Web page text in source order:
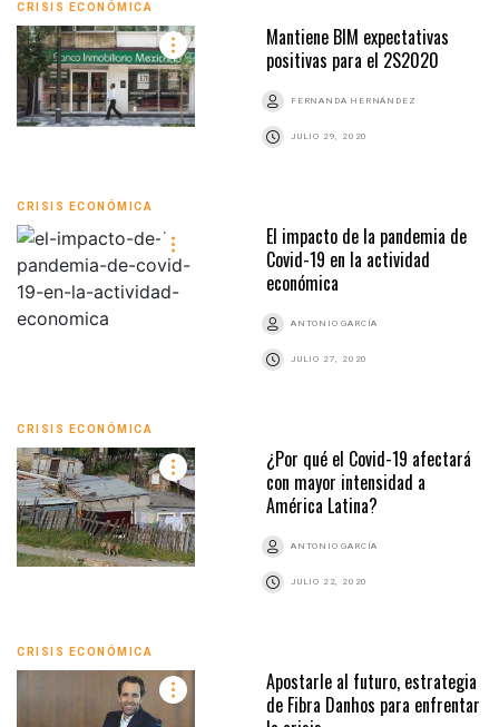
CRISIS ECONÓMICA
Mantiene BIM expectativas
positivas para el 2S2020
FERNANDA HERNÁNDEZ
JULIO 29, 2020
CRISIS ECONÓMICA
El impacto de la pandemia de
Covid-19 en la actividad
económica
ANTONIO GARCÍA
JULIO 27, 2020
CRISIS ECONÓMICA
¿Por qué el Covid-19 afectará
con mayor intensidad a
América Latina?
ANTONIO GARCÍA
JULIO 22, 2020
CRISIS ECONÓMICA
Apostarle al futuro, estrategia
de Fibra Danhos para enfrentar